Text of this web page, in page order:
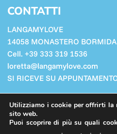
CONTATTI
LANGAMYLOVE
14058 MONASTERO BORMIDA
Cell. +39 333 319 1536
loretta@langamylove.com
SI RICEVE SU
Cookie Policy
Privacy Policy
Utilizziamo i cookie per offrirti la
sito web.
Puoi scoprire di più su quali